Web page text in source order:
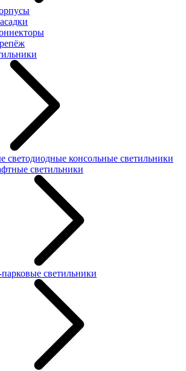
светодиодные консольные светильники
светильники
светильники